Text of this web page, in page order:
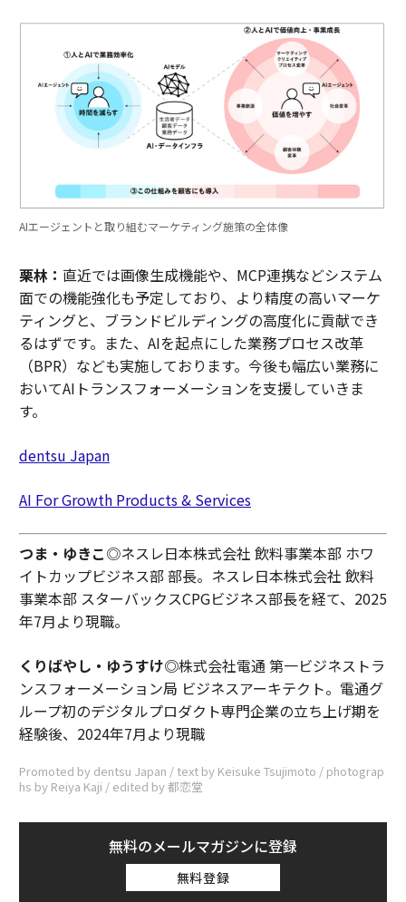
AIエージェントと取り組むマーケティング施策の全体像
栗林： 直近では画像生成機能や、MCP連携などシステム
面での機能強化も予定しており、より精度の高いマーケ
ティングと、ブランドビルディングの高度化に貢献でき
るはずです。また、AIを起点にした業務プロセス改革
（BPR）なども実施しております。今後も幅広い業務に
おいてAIトランスフォーメーションを支援していきま
す。
dentsu Japan
AI For Growth Products & Services
つま・ゆきこ◎ネスレ日本株式会社 飲料事業本部 ホワ
イトカップビジネス部 部長。ネスレ日本株式会社 飲料
事業本部 スターバックスCPGビジネス部長を経て、2025
年7月より現職。
くりばやし・ゆうすけ◎株式会社電通 第一ビジネストラ
ンスフォーメーション局 ビジネスアーキテクト。電通グ
ループ初のデジタルプロダクト専門企業の立ち上げ期を
経験後、2024年7月より現職
Promoted by dentsu Japan / text by Keisuke Tsujimoto / photograp
hs by Reiya Kaji / edited by 都恋堂
無料のメールマガジンに登録
無料登録